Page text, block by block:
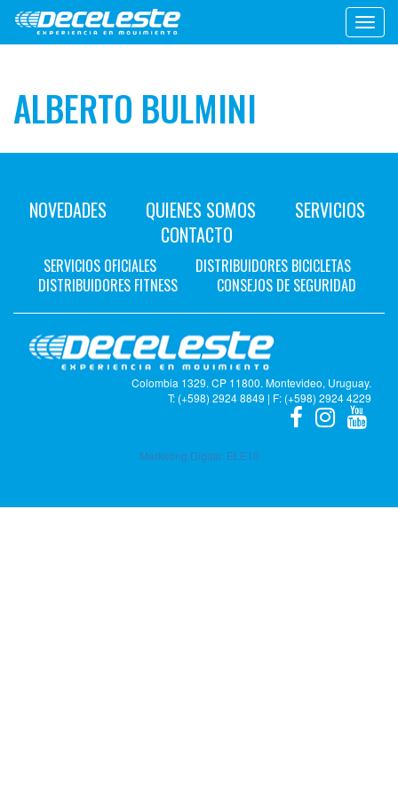
ALBERTO BULMINI
NOVEDADES QUIENES SOMOS
SERVICIOS
CONTACTO
SERVICIOS OFICIALES
DISTRIBUIDORES BICICLETAS
DISTRIBUIDORES FITNESS
CONSEJOS DE SEGURIDAD
Colombia 1329. CP 11800. Montevideo, Uruguay.
T: (+598) 2924 8849 | F: (+598) 2924 4229
Marketing Digital: ELE10